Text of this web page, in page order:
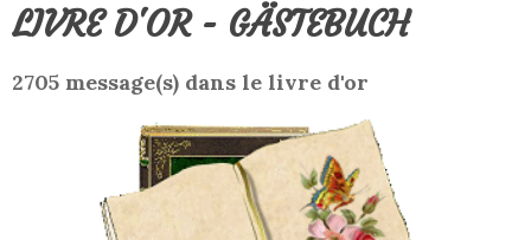
LIVRE D'OR - GÄSTEBUCH
2705 message(s) dans le livre d'or